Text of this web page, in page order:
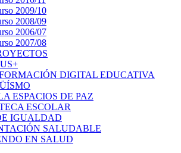
2009/10
2008/09
2006/07
2007/08
DIGITAL EDUCATIVA
ESPACIOS DE PAZ
ESCOLAR
IGUALDAD
SALUDABLE
EN SALUD